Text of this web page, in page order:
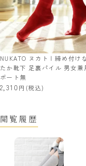
NUKATO ヌカト | 締め付け
たか靴下 足裏パイル 男女兼
ポート無
2,310 (税込)
閲覧履歴